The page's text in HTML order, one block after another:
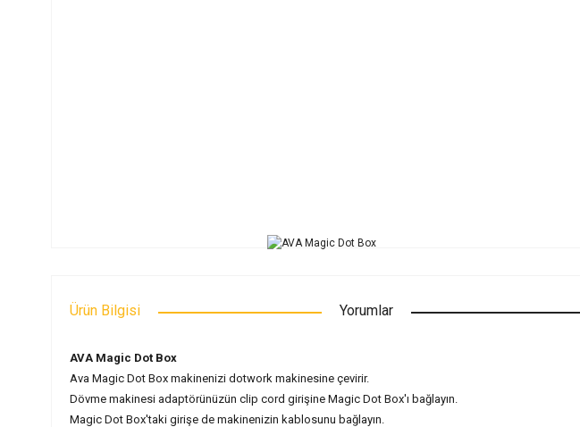
Ürün Bilgisi Yorumlar
AVA Magic Dot Box
Ava Magic Dot Box makinenizi dotwork makinesine çevirir.
Dövme makinesi adaptörünüzün clip cord girişine Magic Dot Box'ı bağlayın.
Magic Dot Box'taki girişe de makinenizin kablosunu bağlayın.